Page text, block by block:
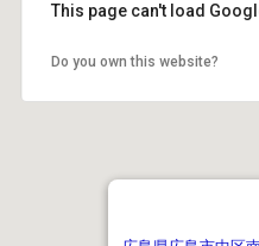
This page can't load
Do you own this website?